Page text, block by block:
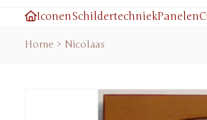
IconenSchildertechniekPanelen
Home > Nicolaas